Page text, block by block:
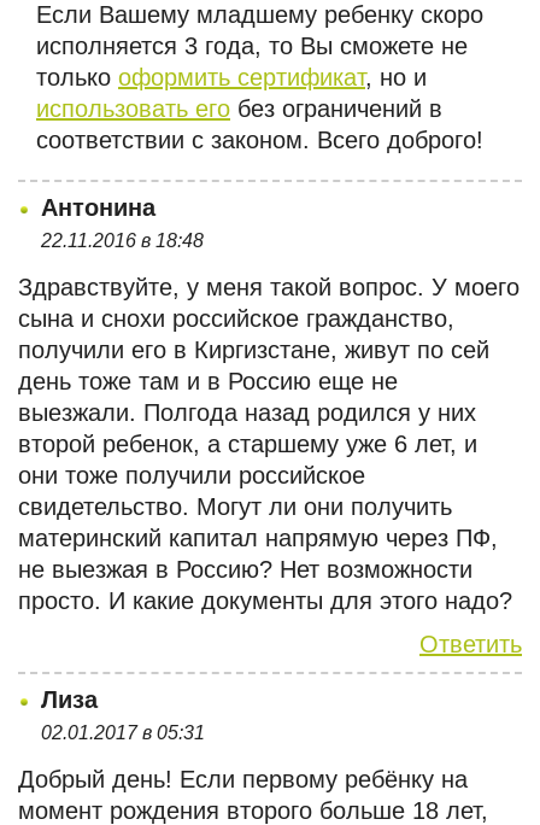
Если Вашему младшему ребенку скоро
исполняется 3 года, то Вы сможете не
только оформить сертификат, но и
использовать его без ограничений в
соответствии с законом. Всего доброго!
Антонина
22.11.2016 в 18:48
Здравствуйте, у меня такой вопрос. У моего
сына и снохи российское гражданство,
получили его в Киргизстане, живут по сей
день тоже там и в Россию еще не
выезжали. Полгода назад родился у них
второй ребенок, а старшему уже 6 лет, и
они тоже получили российское
свидетельство. Могут ли они получить
материнский капитал напрямую через ПФ,
не выезжая в Россию? Нет возможности
просто. И какие документы для этого надо?
Ответить
Лиза
02.01.2017 в 05:31
Добрый день! Если первому ребёнку на
момент рождения второго больше 18 лет,